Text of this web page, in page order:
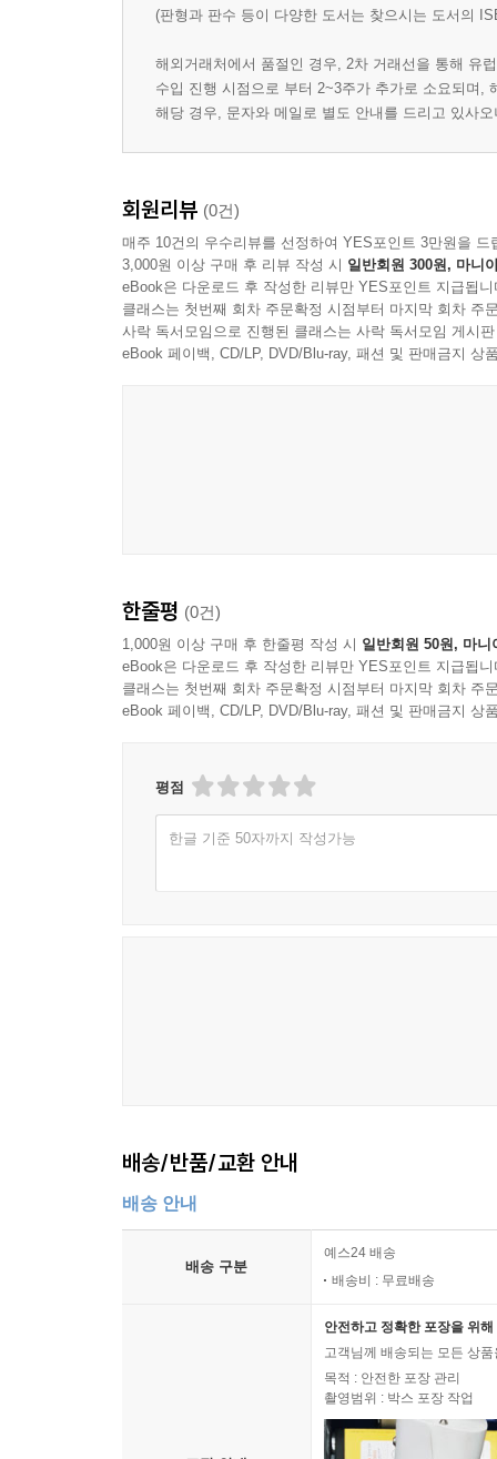
(판형과 판수 등이 다양한 도서는 찾으시는 도서의
해외거래처에서 품절인 경우, 2차 거래선을 통해 유
수입 진행 시점으로 부터 2~3주가 추가로 소요되며,
해당 경우, 문자와 메일로 별도 안내를 드리고 있사
회원리뷰 (0건)
매주 10건의 우수리뷰를 선정하여 YES포인트 3만원을 드
3,000원 이상 구매 후 리뷰 작성 시 일반회원 300원, 마니
eBook은 다운로드 후 작성한 리뷰만 YES포인트 지급됩니
클래스는 첫번째 회차 주문확정 시점부터 마지막 회차 주
사락 독서모임으로 진행된 클래스는 사락 독서모임 게시
eBook 페이백, CD/LP, DVD/Blu-ray, 패션 및 판매금지 상
한줄평 (0건)
1,000원 이상 구매 후 한줄평 작성 시 일반회원 50원, 마니
eBook은 다운로드 후 작성한 리뷰만 YES포인트 지급됩니
클래스는 첫번째 회차 주문확정 시점부터 마지막 회차 주
eBook 페이백, CD/LP, DVD/Blu-ray, 패션 및 판매금지 상
평점
한글 기준 50자까지 작성가능
배송/반품/교환 안내
배송 안내
배송 구분
예스24 배송
배송비 : 무료배송
안전하고 정확한 포장을 위
고객님께 배송되는 모든 상
목적 : 안전한 포장 관리
촬영범위 : 박스 포장 작업